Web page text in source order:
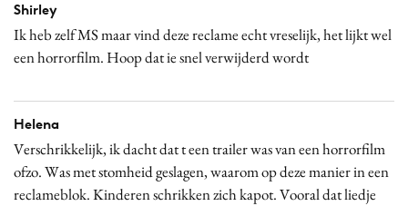
Shirley
Ik heb zelf MS maar vind deze reclame echt vreselijk, het lijkt wel
een horrorfilm. Hoop dat ie snel verwijderd wordt
Helena
Verschrikkelijk, ik dacht dat t een trailer was van een horrorfilm
ofzo. Was met stomheid geslagen, waarom op deze manier in een
reclameblok. Kinderen schrikken zich kapot. Vooral dat liedje